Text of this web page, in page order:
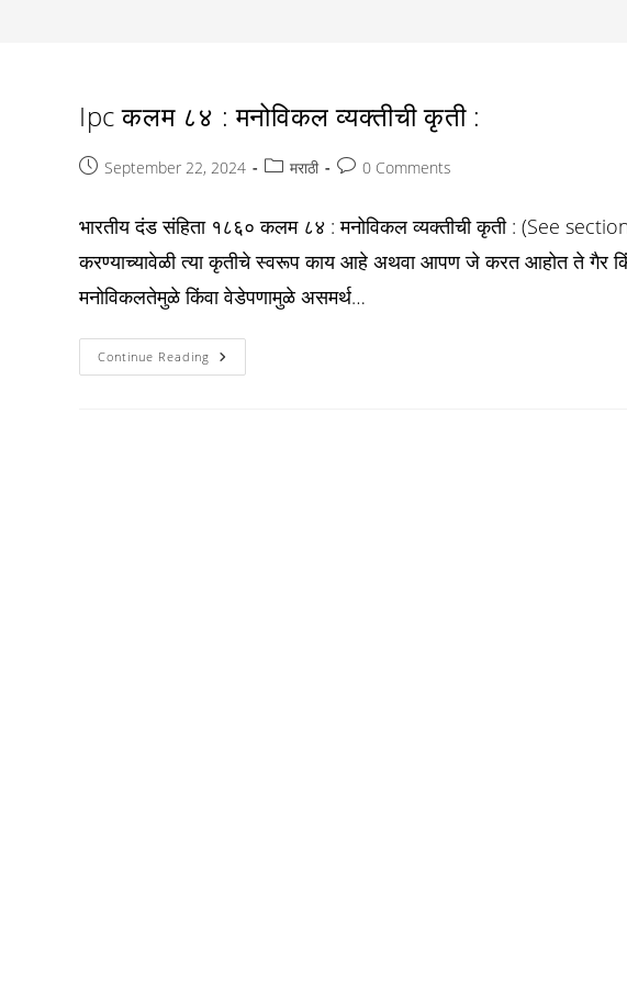
Ipc कलम ८४ : मनोविकल व्यक्तीची कृती :
PostSeptember 22, 2024
Postमराठी
Post0 Comments
भारतीय दंड संहिता १८६० कलम ८४ : मनोविकल व्यक्तीची कृती : (See
करण्याच्यावेळी त्या कृतीचे स्वरूप काय आहे अथवा आपण जे करत आहोत ते गैर
मनोविकलतेमुळे किंवा वेडेपणामुळे असमर्थ…
Continue Reading Ipc
कलम